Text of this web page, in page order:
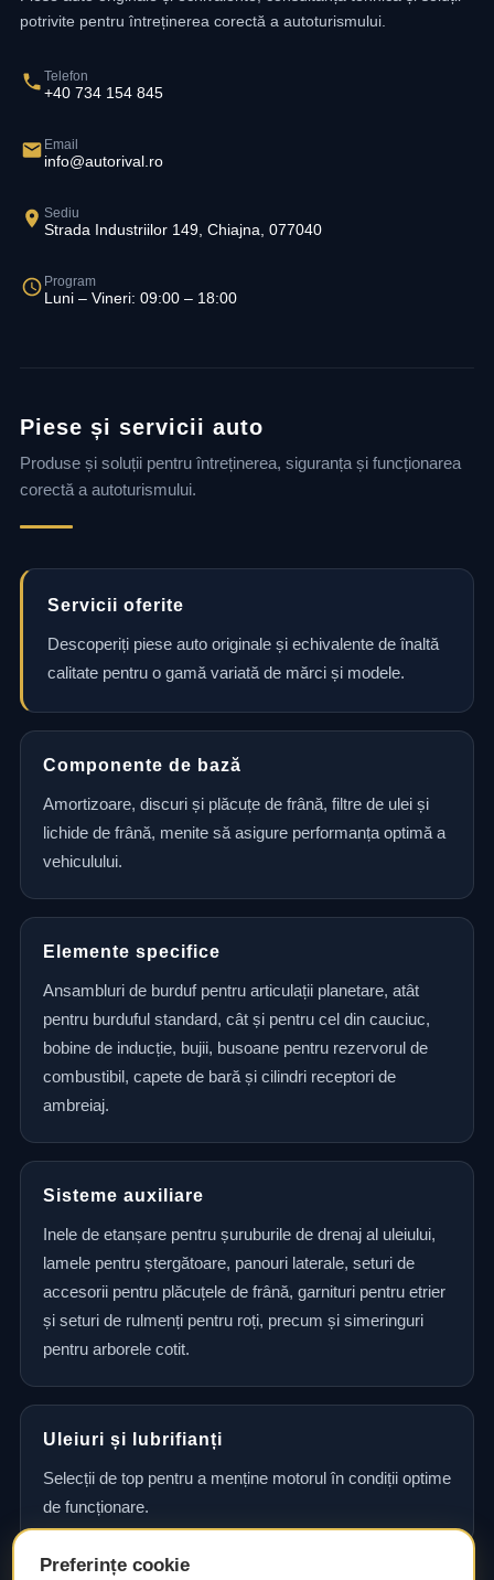
potrivite pentru întreținerea corectă a autoturismului.
Telefon
+40 734 154 845
Email
info@autorival.ro
Sediu
Strada Industriilor 149, Chiajna, 077040
Program
Luni – Vineri: 09:00 – 18:00
Piese și servicii auto
Produse și soluții pentru întreținerea, siguranța și funcționarea
corectă a autoturismului.
Servicii oferite
Descoperiți piese auto originale și echivalente de înaltă
calitate pentru o gamă variată de mărci și modele.
Componente de bază
Amortizoare, discuri și plăcuțe de frână, filtre de ulei și
lichide de frână, menite să asigure performanța optimă a
vehiculului.
Elemente specifice
Ansambluri de burduf pentru articulații planetare, atât
pentru burduful standard, cât și pentru cel din cauciuc,
bobine de inducție, bujii, busoane pentru rezervorul de
combustibil, capete de bară și cilindri receptori de
ambreiaj.
Sisteme auxiliare
Inele de etanșare pentru șuruburile de drenaj al uleiului,
lamele pentru ștergătoare, panouri laterale, seturi de
accesorii pentru plăcuțele de frână, garnituri pentru etrier
și seturi de rulmenți pentru roți, precum și simeringuri
pentru arborele cotit.
Uleiuri și lubrifianți
Selecții de top pentru a menține motorul în condiții optime
de funcționare.
Preferințe cookie